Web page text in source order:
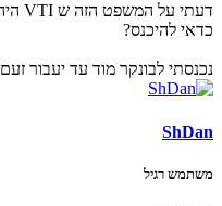
כדאי להיכנס?
נכנסתי לבונקר מוד עד יעבור זעם
ShDan
משתמש רגיל